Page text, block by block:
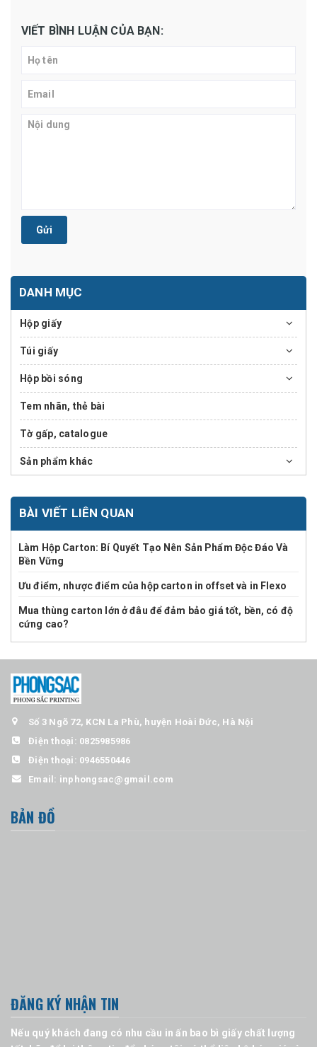
VIẾT BÌNH LUẬN CỦA BẠN:
Gửi
DANH MỤC
Hộp giấy
Túi giấy
Hộp bồi sóng
Tem nhãn, thẻ bài
Tờ gấp, catalogue
Sản phẩm khác
BÀI VIẾT LIÊN QUAN
Làm Hộp Carton: Bí Quyết Tạo Nên Sản Phẩm Độc Đáo Và
Bền Vững
Ưu điểm, nhược điểm của hộp carton in offset và in Flexo
Mua thùng carton lớn ở đâu để đảm bảo giá tốt, bền, có độ
cứng cao?
Số 3 Ngõ 72, KCN La Phù, huyện Hoài Đức, Hà Nội
Điện thoại: 0825985986
Điện thoại: 0946550446
Email: inphongsac@gmail.com
BẢN ĐỒ
ĐĂNG KÝ NHẬN TIN
Nếu quý khách đang có nhu cầu in ấn bao bì giấy chất lượng